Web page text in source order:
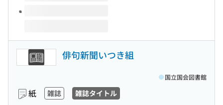
俳句新聞いつき組
紙 雑誌 雑誌タイトル
国立国会図書館